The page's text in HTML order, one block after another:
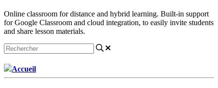
Online classroom for distance and hybrid learning. Built-in support
for Google Classroom and cloud integration, to easily invite students
and share lesson materials.
Accueil